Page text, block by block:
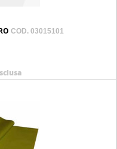
COD. 03015101